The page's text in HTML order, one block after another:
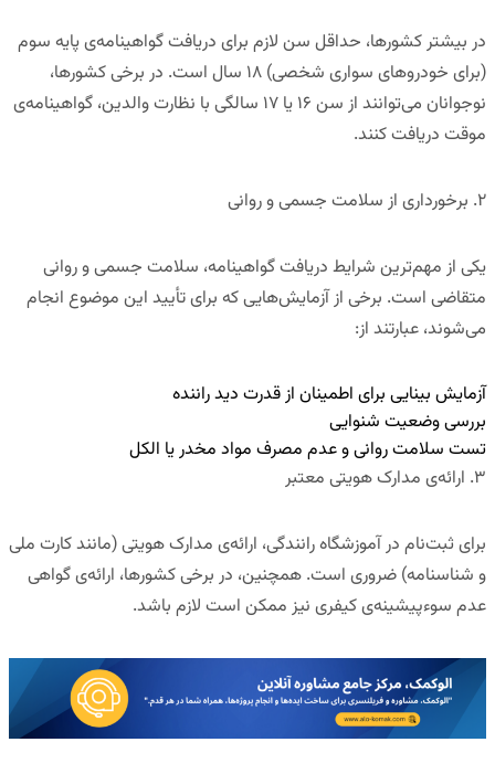
در بیشتر کشورها، حداقل سن لازم برای دریافتگواهینامه‌ی پایه سوم
(برای خودروهای سواری شخصی)
۱۸ سال است. در برخی کشورها،
نوجوانان می‌توانند از سن ۱۶ یا ۱۷ سالگی با نظارت والدین، گواهینامه‌ی
موقت دریافت کنند.
۲. برخورداری از سلامت جسمی و روانی
یکی از مهم‌ترین شرایط دریافت گواهینامه، سلامت جسمی و روانی
متقاضی است. برخی از آزمایش‌هایی که برای تأیید این موضوع انجام
می‌شوند، عبارتند از:
آزمایش بینایی برای اطمینان از قدرت دید راننده
بررسی وضعیت شنوایی
تست سلامت روانی و عدم مصرف مواد مخدر یا الکل
۳. ارائه‌ی مدارک هویتی معتبر
برای ثبت‌نام در آموزشگاه رانندگی، ارائه‌ی مدارک هویتی (مانند کارت ملی
و شناسنامه) ضروری است. همچنین، در برخی کشورها، ارائه‌ی گواهی
عدم سوءپیشینه‌ی کیفری نیز ممکن است لازم باشد.